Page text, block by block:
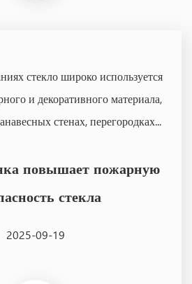
стекло широко используется
и декоративного материала,
стенах, перегородках...
повышает пожарную
стекла
2025-09-19